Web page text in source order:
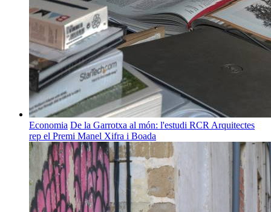
Economia De la Garrotxa al món: l'estudi RCR Arquitectes
rep el Premi Manel Xifra i Boada